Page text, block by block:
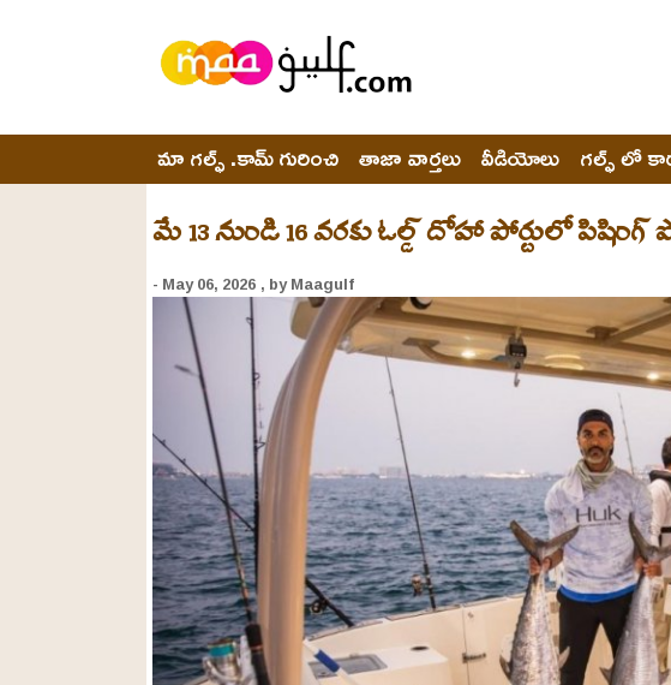
మా గల్ఫ్ .కామ్ గురించి తాజా వార్తలు వీడియోలు గల్ఫ్ లో
మే 13 నుండి 16 వరకు ఓల్డ్ దోహా పోర్టులో పిషింగ్
- May 06, 2026 , by Maagulf